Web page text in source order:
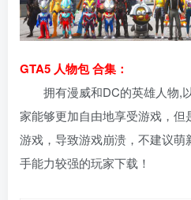
GTA5 人物包 合集：
拥有漫威和DC的英雄人物,
家能够更加自由地享受游戏，
游戏，导致游戏崩溃，不建议
手能力较强的玩家下载！